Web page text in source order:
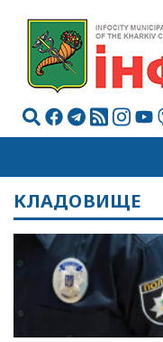
КЛАДОВИЩЕ